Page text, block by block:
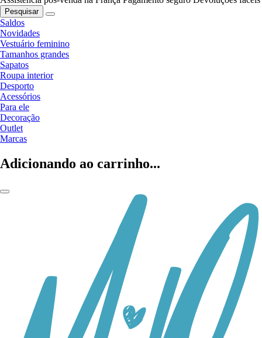
Pesquisar
Saldos
Novidades
Vestuário feminino
Tamanhos grandes
Sapatos
Roupa interior
Desporto
Acessórios
Para ele
Decoração
Outlet
Marcas
Adicionando ao carrinho...